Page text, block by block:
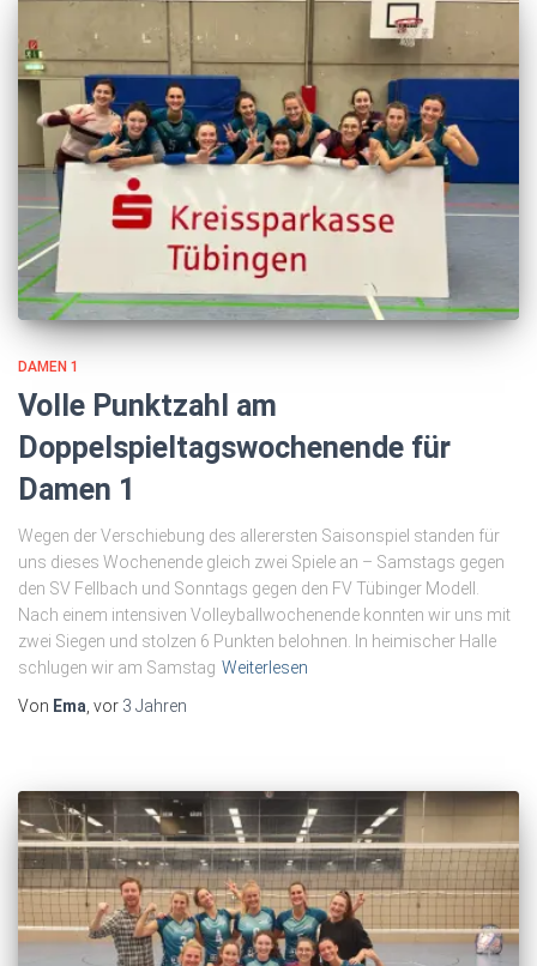
DAMEN 1
Volle Punktzahl am
Doppelspieltagswochenende für
Damen 1
Wegen der Verschiebung des allerersten Saisonspiel standen für
uns dieses Wochenende gleich zwei Spiele an – Samstags gegen
den SV Fellbach und Sonntags gegen den FV Tübinger Modell.
Nach einem intensiven Volleyballwochenende konnten wir uns mit
zwei Siegen und stolzen 6 Punkten belohnen. In heimischer Halle
schlugen wir am Samstag Weiterlesen
Von Ema , vor 3 Jahren